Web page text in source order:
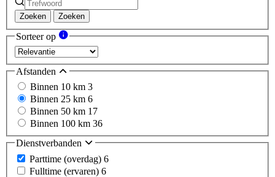
Zoeken Zoeken
Sorteer op
Afstanden
Binnen 10 km 3
Binnen 25 km 6
Binnen 50 km 17
Binnen 100 km 36
Dienstverbanden
Parttime (overdag) 6
Fulltime (ervaren) 6